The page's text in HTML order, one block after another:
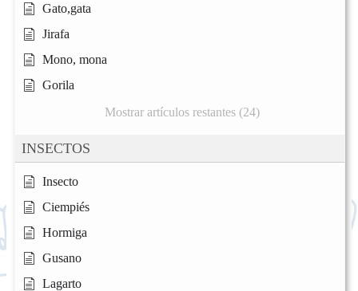
Gato,gata
Jirafa
Mono, mona
Gorila
Mostrar artículos restantes (24)
INSECTOS
Insecto
Ciempiés
Hormiga
Gusano
Lagarto